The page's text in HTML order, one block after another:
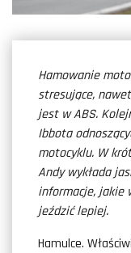
Hamowanie
stresujące,
jest w ABS.
Ibbota
motocyklu. W
Andy wykłada
informacje, jakie
jeździć lepiej.
Hamulce.